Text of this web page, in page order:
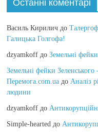
Останні коментарі
Василь Кирилич до
Галицька Голгофа!
dzyamkoff доЗемельні
Земельні фейки
Перемога.com.ua доАналіз
людини
dzyamkoff до
Simple-hearted до